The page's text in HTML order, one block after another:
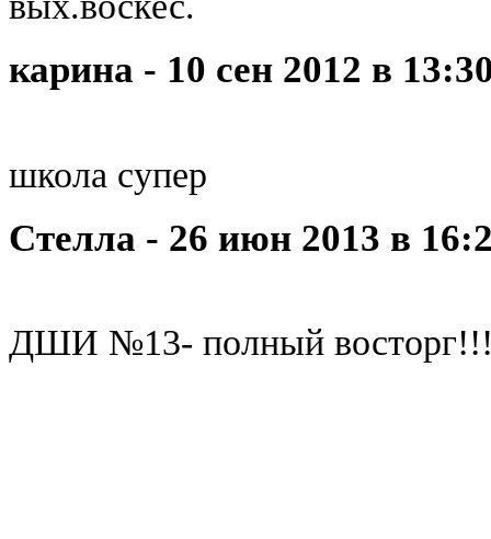
карина - 10 сен 2012 в
школа супер
Стелла - 26 июн 2013 в
ДШИ №13- полный